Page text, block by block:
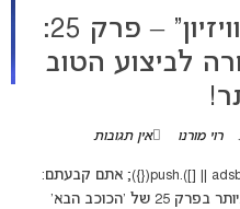
“הכוכב הבא לאירוויזיון” – פרק 25:
לביצוע הטוב
רוי מורנו אין תגובות
(adsbygoogle = window.adsbygoogle || []).push({}); אתם קבעתם:
ואלרי חמאתי נבחרה לביצוע הטוב ביותר בפרק 25 של 'הכוכב הבא'